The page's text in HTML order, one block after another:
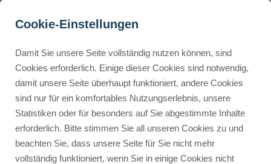
Buyer Personas erstellen
Landingpage optimieren
Schwierige Kunden: Wie du
mit ihnen umgehst und
einen kühlen Kopf
bewahrst
Werbehinweis: Links mit Sternchen (*) sind Affiliate-Links. Kaufst
Cookie-Einstellungen
Damit Sie unsere Seite vollständig nutzen können, sind
Cookies erforderlich. Einige dieser Cookies sind notwendig,
damit unsere Seite überhaupt funktioniert, andere Cookies
sind nur für ein komfortables Nutzungserlebnis, unsere
Statistiken oder für besonders auf Sie abgestimmte Inhalte
erforderlich. Bitte stimmen Sie all unseren Cookies zu und
beachten Sie, dass unsere Seite für Sie nicht mehr
vollständig funktioniert, wenn Sie in einige Cookies nicht